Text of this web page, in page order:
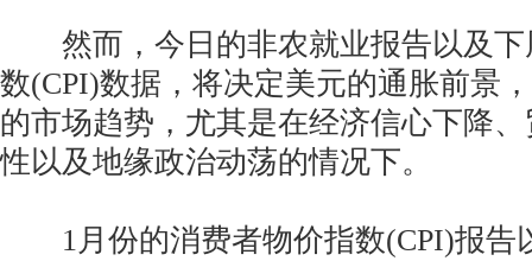
然而，今日的非农就业报告以及下
数(CPI)数据，将决定美元的通胀前景
的市场趋势，尤其是在经济信心下降
性以及地缘政治动荡的情况下。
1月份的消费者物价指数(CPI)报告